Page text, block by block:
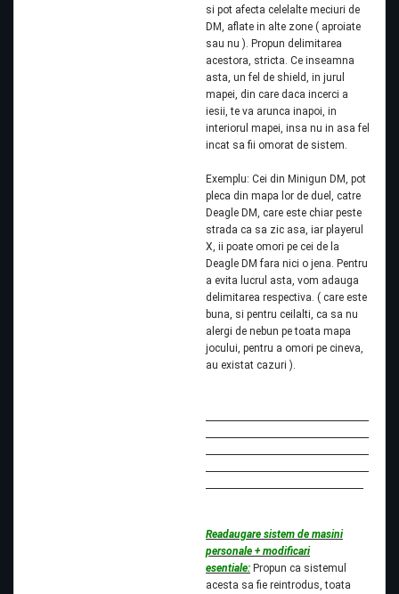
si pot afecta celelalte meciuri de
DM, aflate in alte zone ( aproiate
sau nu ). Propun delimitarea
acestora, stricta. Ce inseamna
asta, un fel de shield, in jurul
mapei, din care daca incerci a
iesii, te va arunca inapoi, in
interiorul mapei, insa nu in asa fel
incat sa fii omorat de sistem.
Exemplu: Cei din Minigun DM, pot
pleca din mapa lor de duel, catre
Deagle DM, care este chiar peste
strada ca sa zic asa, iar playerul
X, ii poate omori pe cei de la
Deagle DM fara nici o jena. Pentru
a evita lucrul asta, vom adauga
delimitarea respectiva. ( care este
buna, si pentru ceilalti, ca sa nu
alergi de nebun pe toata mapa
jocului, pentru a omori pe cineva,
au existat cazuri ).
Readaugare sistem de masini
personale + modificari
esentiale: Propun ca sistemul
acesta sa fie reintrodus, toata